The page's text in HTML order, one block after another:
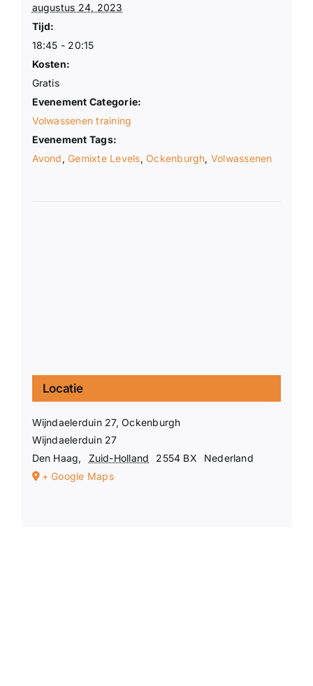
augustus 24, 2023
Tijd:
18:45 - 20:15
Kosten:
Gratis
Evenement Categorie:
Volwassenen training
Evenement Tags:
Avond ,Gemixte Levels,Ockenburgh, Volwassenen
Locatie
Wijndaelerduin 27, Ockenburgh
Wijndaelerduin 27
Den Haag, Zuid-Holland 2554 BX
Nederland
+ Google Maps